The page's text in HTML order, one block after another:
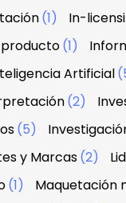
(1) In-
(1)
Artificial
(2)
(5)
y Marcas(2)
(1) Maquetación